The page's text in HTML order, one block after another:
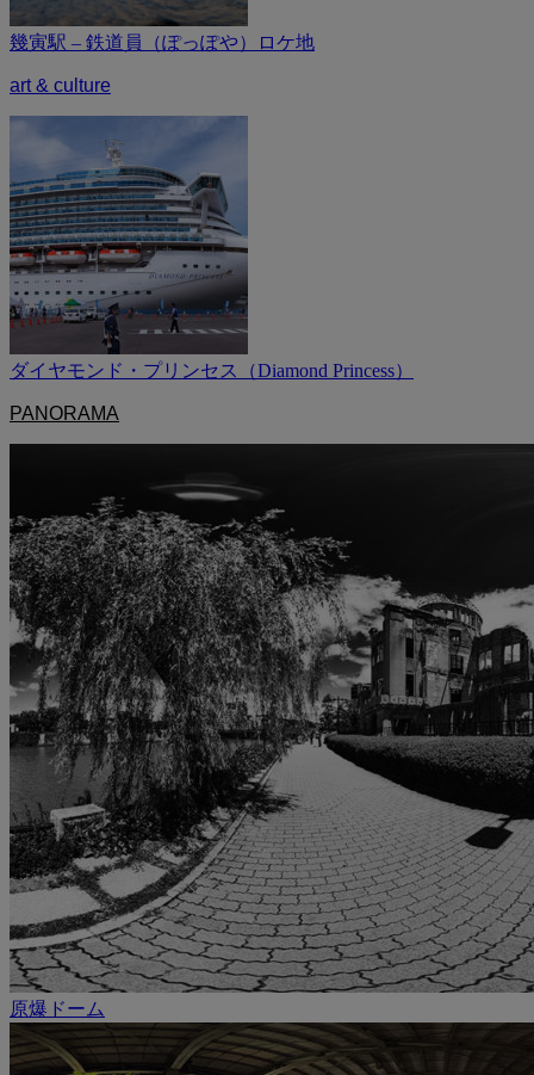
幾寅駅 – 鉄道員（ぽっぽや）ロケ地
art & culture
ダイヤモンド・プリンセス（Diamond Princess）
PANORAMA
原爆ドーム